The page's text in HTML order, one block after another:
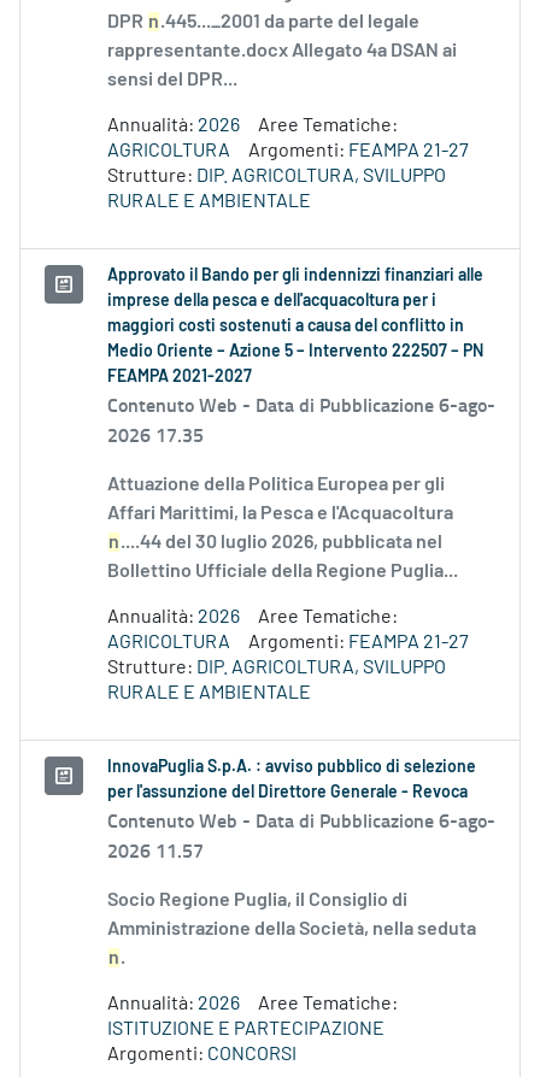
DPR n.445..._2001 da parte del legale
rappresentante.docx Allegato 4a DSAN ai
sensi del DPR...
Annualità: 2026
Aree Tematiche:
AGRICOLTURA
Argomenti: FEAMPA 21-27
Strutture: DIP. AGRICOLTURA, SVILUPPO
RURALE E AMBIENTALE
Approvato il Bando per gli indennizzi finanziari alle
imprese della pesca e dell'acquacoltura per i
maggiori costi sostenuti a causa del conflitto in
Medio Oriente – Azione 5 – Intervento 222507 – PN
FEAMPA 2021-2027
Contenuto Web - Data di Pubblicazione 6-ago-
2026 17.35
Attuazione della Politica Europea per gli
Affari Marittimi, la Pesca e l'Acquacoltura
n....44 del 30 luglio 2026, pubblicata nel
Bollettino Ufficiale della Regione Puglia...
Annualità: 2026
Aree Tematiche:
AGRICOLTURA
Argomenti: FEAMPA 21-27
Strutture: DIP. AGRICOLTURA, SVILUPPO
RURALE E AMBIENTALE
InnovaPuglia S.p.A. : avviso pubblico di selezione
per l'assunzione del Direttore Generale - Revoca
Contenuto Web - Data di Pubblicazione 6-ago-
2026 11.57
Socio Regione Puglia, il Consiglio di
Amministrazione della Società, nella seduta
n.
Annualità: 2026
Aree Tematiche:
ISTITUZIONE E PARTECIPAZIONE
Argomenti: CONCORSI